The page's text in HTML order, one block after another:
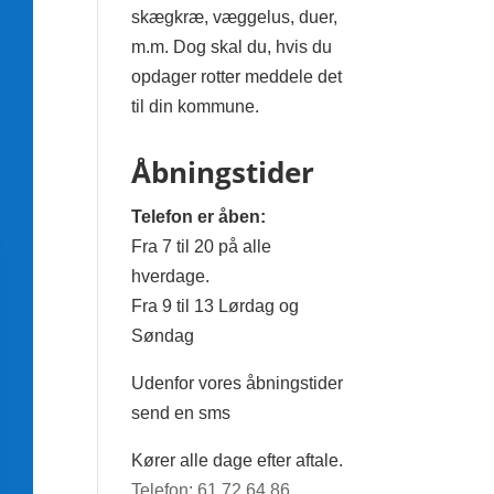
skægkræ, væggelus, duer,
m.m. Dog skal du, hvis du
opdager rotter meddele det
til din kommune.
Åbningstider
Telefon er åben:
Fra 7 til 20 på alle
hverdage.
Fra 9 til 13 Lørdag og
Søndag
Udenfor vores åbningstider
send en sms
Kører alle dage efter aftale.
Telefon: 61 72 64 86